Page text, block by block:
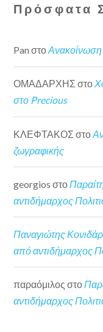
Πρόσφατα
Pan στοΑνακοίνωση
ΟΜΑΔΑΡΧΗΣ στο
στο Precious
ΚΛΕΦΤΑΚΟΣ στο
ζωγραφικής
georgios στο
αντιδήμαρχος
Παναγιώτης
από αντιδήμαρχος
παραόμιλος στο
αντιδήμαρχος